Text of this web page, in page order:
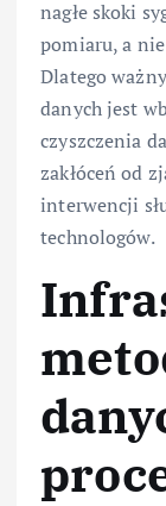
nagłe skoki
pomiaru, a
Dlatego
danych jest
czyszczenia
zakłóceń od
interwencji
technologów.